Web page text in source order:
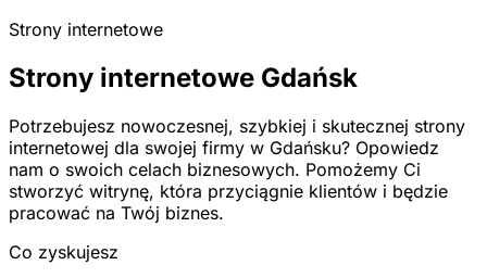
Strony internetowe
Strony internetowe Gdańsk
Potrzebujesz nowoczesnej, szybkiej i skutecznej strony
internetowej dla swojej firmy w Gdańsku? Opowiedz
nam o swoich celach biznesowych. Pomożemy Ci
stworzyć witrynę, która przyciągnie klientów i będzie
pracować na Twój biznes.
Co zyskujesz